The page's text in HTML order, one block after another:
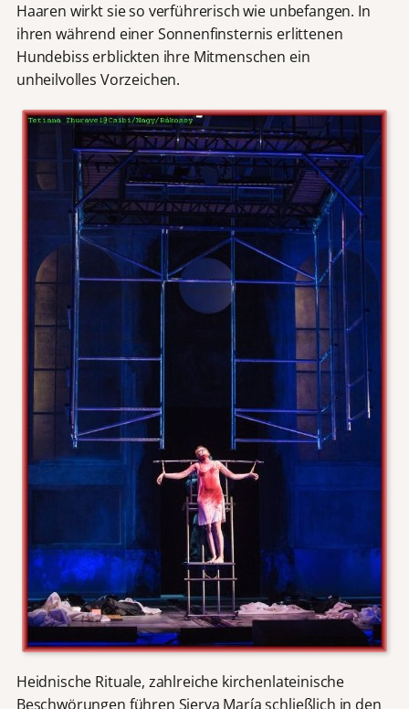
Haaren wirkt sie so verführerisch wie unbefangen. In
ihren während einer Sonnenfinsternis erlittenen
Hundebiss erblickten ihre Mitmenschen ein
unheilvolles Vorzeichen.
Heidnische Rituale, zahlreiche kirchenlateinische
Beschwörungen führen Sierva María schließlich in den